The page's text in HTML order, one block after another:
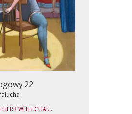
22.
HERR WITH CHAI...